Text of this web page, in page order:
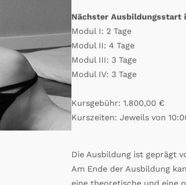
Nächster Ausbildungsstart
Modul I: 2 Tage
Modul II: 4 Tage
Modul III: 3 Tage
Modul IV: 3 Tage
Kursgebühr: 1.800,00 €
Kurszeiten: Jeweils von
Die Ausbildung ist geprägt
Am Ende der Ausbildung